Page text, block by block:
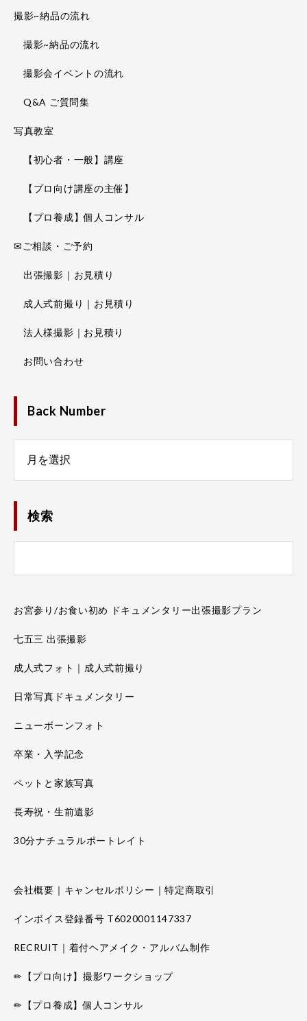
撮影~納品の流れ
撮影~納品の流れ
撮影会イベントの流れ
Q&A ご質問集
写真教室
【初心者・一般】講座
【プロ向け講座の主催】
【プロ養成】個人コンサル
✉ご相談・ご予約
出張撮影｜お見積り
成人式前撮り｜お見積り
法人様撮影｜お見積り
お問い合わせ
Back Number
検索
お宮参り/お食い初め ドキュメンタリー出張撮影プラン
七五三 出張撮影
成人式フォト｜成人式前撮り
日常写真ドキュメンタリー
ニューボーンフォト
卒業・入学記念
ペットと家族写真
長寿祝・生前遺影
30分ナチュラルポートレイト
会社概要｜キャンセルポリシー｜特定商取引
インボイス登録番号 T6020001147337
RECRUIT｜着付ヘアメイク・アルバム制作
✏【プロ向け】撮影ワークショップ
✏【プロ養成】個人コンサル